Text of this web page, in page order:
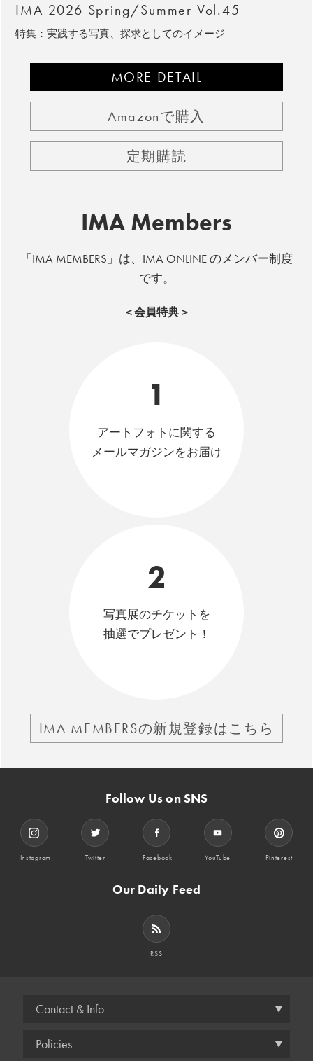
IMA 2026 Spring/Summer Vol.45
特集：実践する写真、探求としてのイメージ
MORE DETAIL
Amazonで購入
定期購読
IMA Members
「IMA MEMBERS」は、IMA ONLINE のメンバー制度
です。
＜会員特典＞
1
アートフォトに関する
メールマガジンをお届け
2
写真展のチケットを
抽選でプレゼント！
IMA MEMBERSの新規登録はこちら
Follow Us on SNS
Instagram Twitter Facebook YouTube Pinterest
Our Daily Feed
RSS
Contact & Info
Policies